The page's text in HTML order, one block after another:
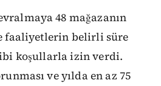
48 mağazanın
faaliyetlerin belirli süre
koşullarla izin verdi.
ve yılda en az 75